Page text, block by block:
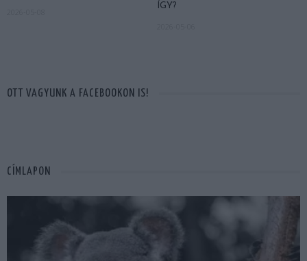
ÍGY?
OTT VAGYUNK A FACEBOOKON IS!
CÍMLAPON